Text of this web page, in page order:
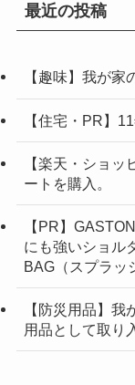
最近の投稿
【趣味】我が
【住宅・PR】
【楽天・ショ
ートを購入。
【PR】
にも強いショル
BAG（スプラッ
【防災用品】
用品として取り